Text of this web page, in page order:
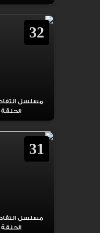
32
مسلسل
الحلقة 32 مترجم ح106
31
مسلسل
الحلقة 31 مترجم ح105